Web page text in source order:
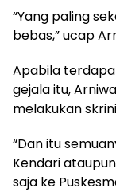
“Yang paling
bebas,” ucap
Apabila
gejala itu,
melakukan
“Dan itu
Kendari
saja ke